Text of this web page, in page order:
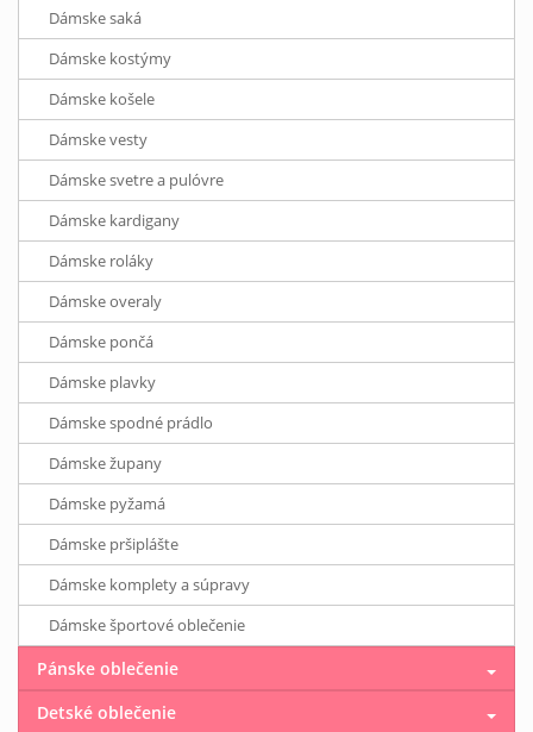
Dámske saká
Dámske kostýmy
Dámske košele
Dámske vesty
Dámske svetre a pulóvre
Dámske kardigany
Dámske roláky
Dámske overaly
Dámske pončá
Dámske plavky
Dámske spodné prádlo
Dámske župany
Dámske pyžamá
Dámske pršiplášte
Dámske komplety a súpravy
Dámske športové oblečenie
Pánske oblečenie
Detské oblečenie